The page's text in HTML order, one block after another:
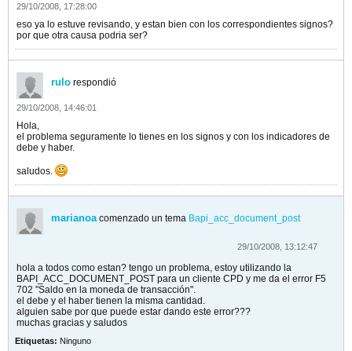
29/10/2008, 17:28:00
eso ya lo estuve revisando, y estan bien con los correspondientes signos?
por que otra causa podria ser?
rulo respondió
29/10/2008, 14:46:01
Hola,
el problema seguramente lo tienes en los signos y con los indicadores de
debe y haber.
saludos.
marianoacomenzado un tema Bapi_acc_document_post
29/10/2008, 13:12:47
hola a todos como estan? tengo un problema, estoy utilizando la
BAPI_ACC_DOCUMENT_POST para un cliente CPD y me da el error F5
702 "Saldo en la moneda de transacción".
el debe y el haber tienen la misma cantidad.
alguien sabe por que puede estar dando este error???
muchas gracias y saludos
Etiquetas: Ninguno